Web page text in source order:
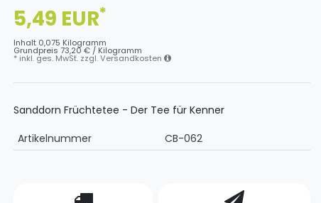
5,49 EUR*
Inhalt 0,075 Kilogramm
Grundpreis 73,20 € / Kilogramm
* inkl. ges. MwSt. zzgl.Versandkosten
Sanddorn Früchtetee - Der Tee für Kenner
Artikelnummer
CB-062